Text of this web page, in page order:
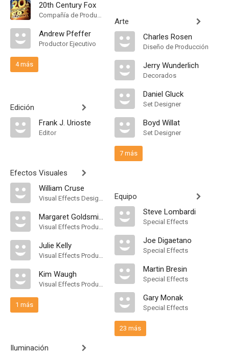
20th Century Fox
Compañía de Produccion
Andrew Pfeffer
Productor Ejecutivo
4 más
Edición
Frank J. Urioste
Editor
Efectos Visuales
William Cruse
Visual Effects Designer
Margaret Goldsmith
Visual Effects Production Assistant
Julie Kelly
Visual Effects Production Assistant
Kim Waugh
Visual Effects Production Assistant
1 más
Iluminación
Arte
Charles Rosen
Diseño de Producción
Jerry Wunderlich
Decorados
Daniel Gluck
Set Designer
Boyd Willat
Set Designer
7 más
Equipo
Steve Lombardi
Special Effects
Joe Digaetano
Special Effects
Martin Bresin
Special Effects
Gary Monak
Special Effects
23 más